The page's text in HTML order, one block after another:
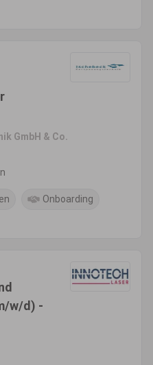
GmbH & Co.
Onboarding
w/d) -